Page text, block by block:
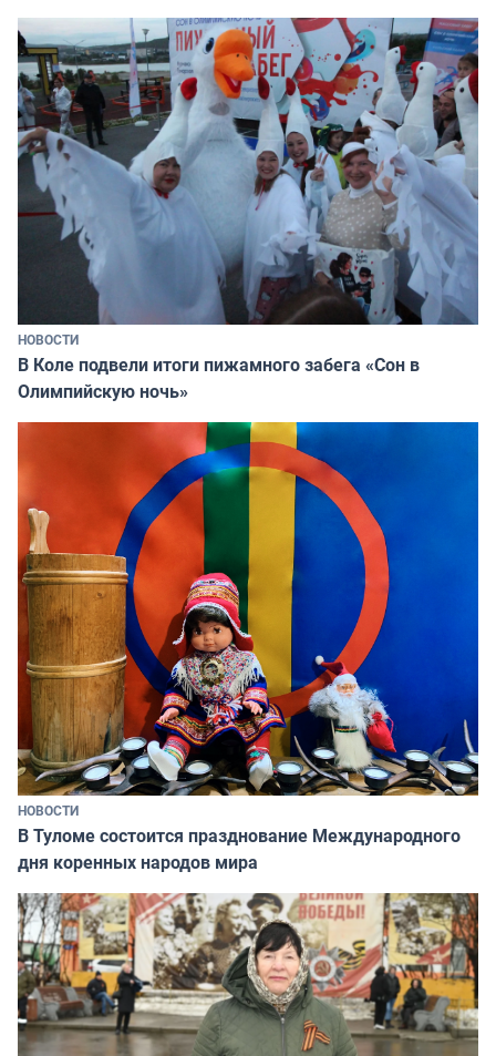
НОВОСТИ
В Коле подвели итоги пижамного забега «Сон в
Олимпийскую ночь»
НОВОСТИ
В Туломе состоится празднование Международного
дня коренных народов мира